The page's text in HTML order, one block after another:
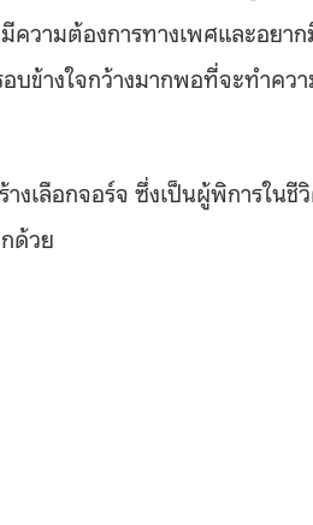
ความต้องการทางเพศและอยา
อบข้างใจกว้างมากพอที่จะทำคว
งเลือกจอร์จ ซึ่งเป็นผู้พิการในชี
ด้วย